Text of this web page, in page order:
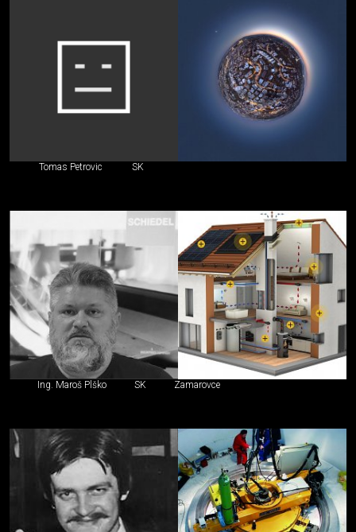
Tomas Petrovic SK
Ing. Maroš Plško SK Zamarovce